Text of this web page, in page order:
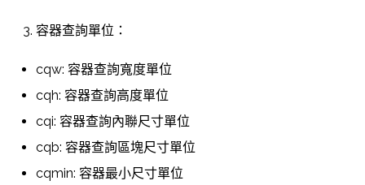
容器查詢單位：
cqw: 容器查詢寬度單位
cqh: 容器查詢高度單位
cqi: 容器查詢內聯尺寸單位
cqb: 容器查詢區塊尺寸單位
cqmin: 容器最小尺寸單位